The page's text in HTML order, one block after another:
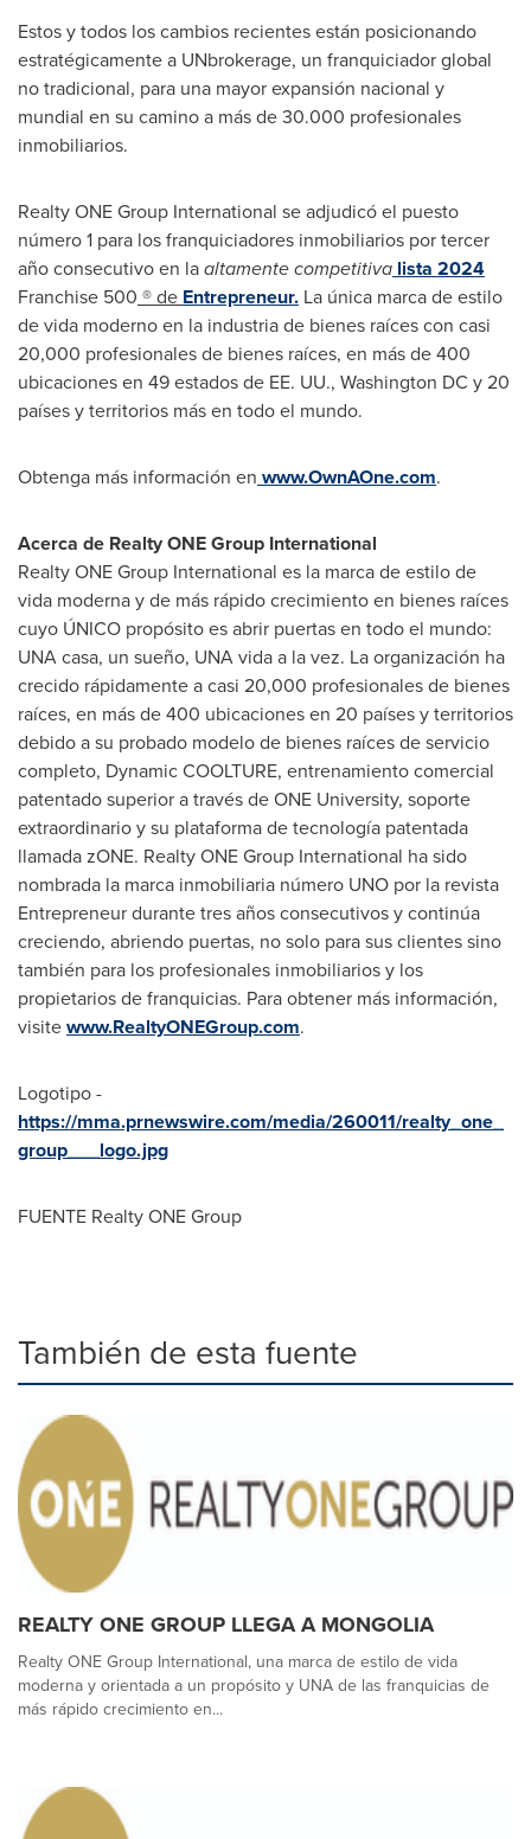
Estos y todos los cambios recientes están posicionando
estratégicamente a UNbrokerage, un franquiciador global
no tradicional, para una mayor expansión nacional y
mundial en su camino a más de 30.000 profesionales
inmobiliarios.
Realty ONE Group International se adjudicó el puesto
número 1 para los franquiciadores inmobiliarios por tercer
año consecutivo en laaltamente competitiva lista 2024
Franchise 500 ® de Entrepreneur. La única marca de estilo
de vida moderno en la industria de bienes raíces con casi
20,000 profesionales de bienes raíces, en más de 400
ubicaciones en 49 estados de EE. UU., Washington DC y 20
países y territorios más en todo el mundo.
Obtenga más información en www.OwnAOne.com.
Acerca de Realty ONE Group International
Realty ONE Group International es la marca de estilo de
vida moderna y de más rápido crecimiento en bienes raíces
cuyo ÚNICO propósito es abrir puertas en todo el mundo:
UNA casa, un sueño, UNA vida a la vez. La organización ha
crecido rápidamente a casi 20,000 profesionales de bienes
raíces, en más de 400 ubicaciones en 20 países y territorios
debido a su probado modelo de bienes raíces de servicio
completo, Dynamic COOLTURE, entrenamiento comercial
patentado superior a través de ONE University, soporte
extraordinario y su plataforma de tecnología patentada
llamada zONE. Realty ONE Group International ha sido
nombrada la marca inmobiliaria número UNO por la revista
Entrepreneur durante tres años consecutivos y continúa
creciendo, abriendo puertas, no solo para sus clientes sino
también para los profesionales inmobiliarios y los
propietarios de franquicias. Para obtener más información,
visitewww.RealtyONEGroup.com.
Logotipo -
https://mma.prnewswire.com/media/260011/realty_one_
group___logo.jpg
FUENTE Realty ONE Group
También de esta fuente
REALTY ONE GROUP LLEGA A MONGOLIA
Realty ONE Group International, una marca de estilo de vida
moderna y orientada a un propósito y UNA de las franquicias de
más rápido crecimiento en...